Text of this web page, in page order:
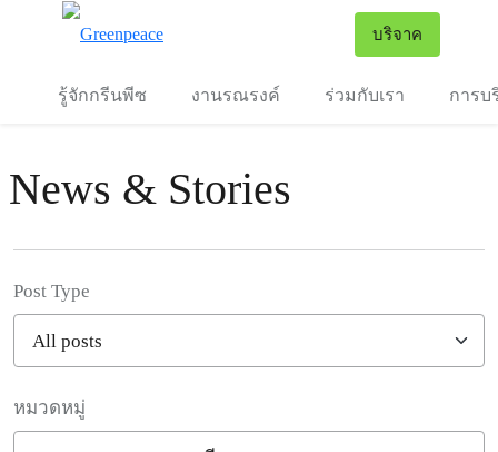
บริจาค
รู้จักกรีนพีซ งานรณรงค์ ร่วมกับเรา การบ
News & Stories
Post Type
หมวดหมู่